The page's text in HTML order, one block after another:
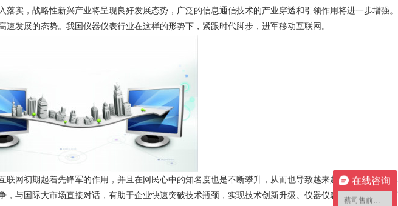
实，战略性新兴产业将呈现良好发展态势，广泛的信息通信技术的产业穿透和引领作用将进一步增强。
发展的态势。我国仪器仪表行业在这样的形势下，紧跟时代脚步，进军移动互联网。
网初期起着先锋军的作用，并且在网民心中的知名度也是不断攀升，从而也导致越来越多的企业投身其
与国际大市场直接对话，有助于企业快速突破技术瓶颈，实现技术创新升级。仪器仪表行业利用电子商
在线咨询
蔡司售前咨询1